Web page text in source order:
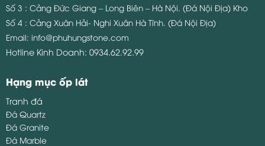
Số 3 : Cảng Đức Giang – Long Biên – Hà Nội. (Đá Nội Địa) Kho
Số 4 : Cảng Xuân Hải- Nghi Xuân Hà Tĩnh. (Đá Nội Địa)
Email: info@phuhungstone.com
Hotline Kinh Doanh: 0934.62.92.99
Hạng mục ốp lát
Tranh đá
Đá Quartz
Đá Granite
Đá Marble